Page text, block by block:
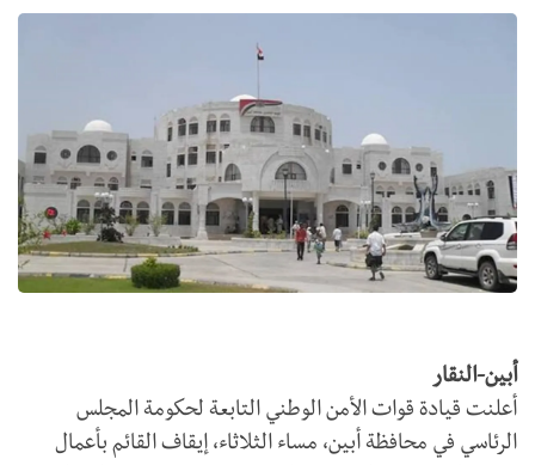
أبين-النقار
أعلنت قيادة قوات الأمن الوطني التابعة لحكومة المجلس
الرئاسي في محافظة أبين، مساء الثلاثاء، إيقاف القائم بأعمال